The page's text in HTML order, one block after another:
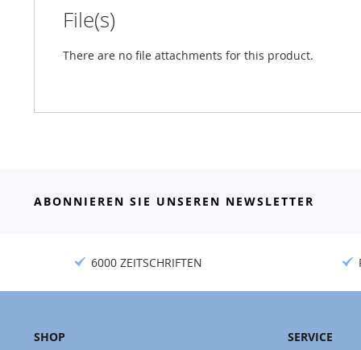
File(s)
There are no file attachments for this product.
ABONNIEREN SIE UNSEREN NEWSLETTER
6000 ZEITSCHRIFTEN
SHOP SERVICE